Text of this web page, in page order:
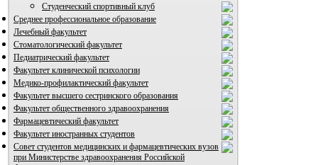
Студенческий спортивный клуб
Среднее профессиональное образование
Лечебный факультет
Стоматологический факультет
Педиатрический факультет
Факультет клинической психологии
Медико-профилактический факультет
Факультет высшего сестринского образования
Факультет общественного здравоохранения
Фармацевтический факультет
Факультет иностранных студентов
Совет студентов медицинских и фармацевтических вузов
при Министерстве здравоохранения Российской